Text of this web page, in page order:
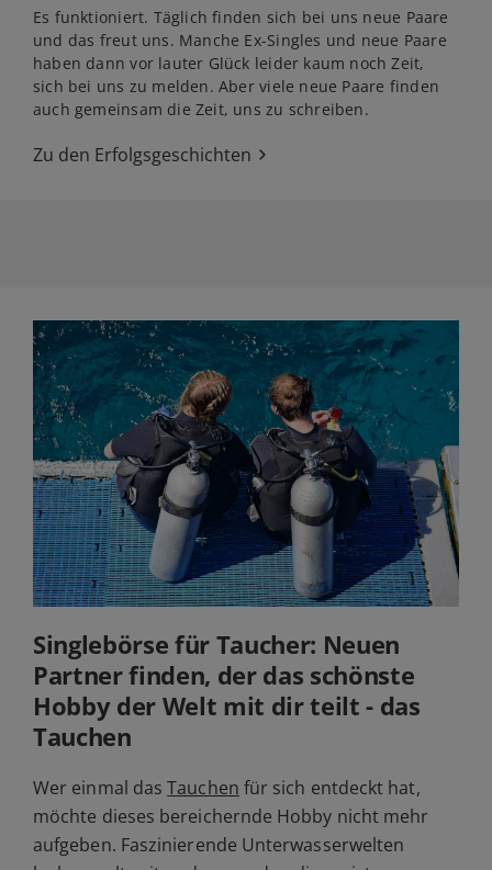
Es funktioniert. Täglich finden sich bei uns neue Paare
und das freut uns. Manche Ex-Singles und neue Paare
haben dann vor lauter Glück leider kaum noch Zeit,
sich bei uns zu melden. Aber viele neue Paare finden
auch gemeinsam die Zeit, uns zu schreiben.
Zu den Erfolgsgeschichten
Singlebörse für Taucher: Neuen
Partner finden, der das schönste
Hobby der Welt mit dir teilt - das
Tauchen
Wer einmal dasTauchen für sich entdeckt hat,
möchte dieses bereichernde Hobby nicht mehr
aufgeben. Faszinierende Unterwasserwelten